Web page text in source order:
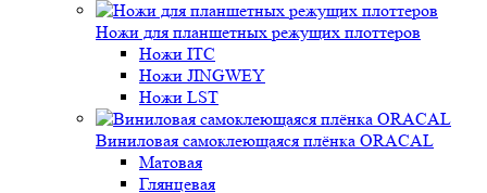
Ножи для планшетных режущих плоттеров
Ножи ITC
Ножи JINGWEY
Ножи LST
Виниловая самоклеющаяся плёнка ORACAL
Матовая
Глянцевая